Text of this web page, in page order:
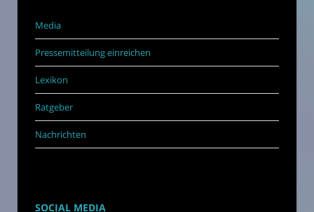
Media
Pressemitteilung einreichen
Lexikon
Ratgeber
Nachrichten
SOCIAL MEDIA